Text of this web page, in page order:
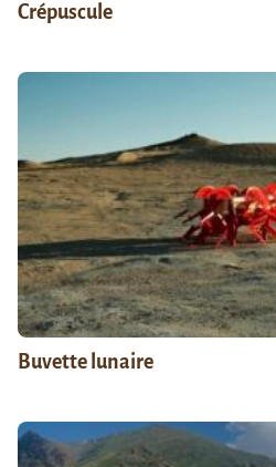
Crépuscule
Buvette lunaire